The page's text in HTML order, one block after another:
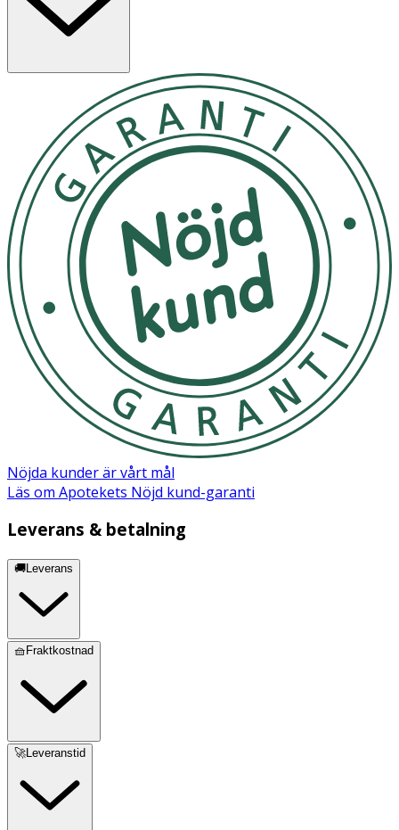
Nöjda kunder är vårt mål
Läs om Apotekets Nöjd kund-garanti
Leverans & betalning
🚚Leverans
🧺Fraktkostnad
🚀Leveranstid